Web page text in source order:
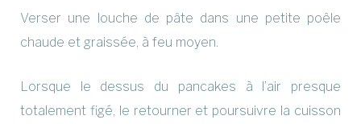
Verser une louche de pâte dans une petite poêle
chaude et graissée, à feu moyen.
Lorsque le dessus du pancakes à l’air presque
totalement figé, le retourner et poursuivre la cuisson